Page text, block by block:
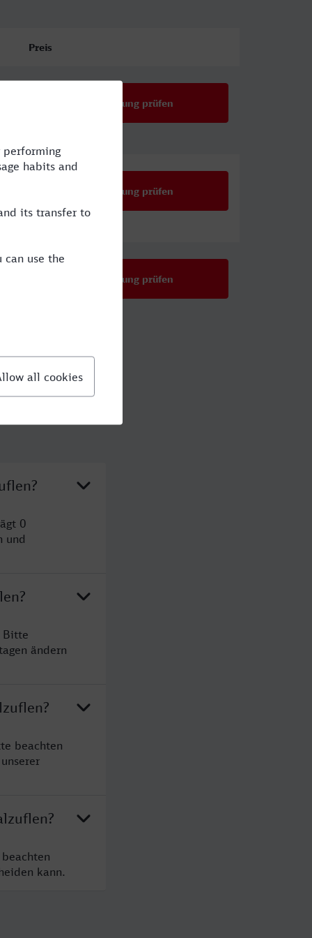
Preis
Verbindung prüfen
Verbindung prüfen
Verbindung prüfen
0
und
Bitte
ändern
beachten
kann.